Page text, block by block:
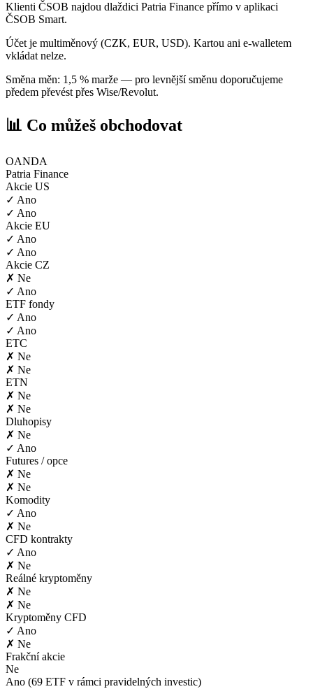
Klienti ČSOB najdou dlaždici Patria Finance přímo v aplikaci
ČSOB Smart.
Účet je multiměnový (CZK, EUR, USD). Kartou ani e-walletem
vkládat nelze.
Směna měn: 1,5 % marže — pro levnější směnu doporučujeme
předem převést přes Wise/Revolut.
📊 Co můžeš obchodovat
OANDA
Patria Finance
Akcie US
✓ Ano
✓ Ano
Akcie EU
✓ Ano
✓ Ano
Akcie CZ
✗ Ne
✓ Ano
ETF fondy
✓ Ano
✓ Ano
ETC
✗ Ne
✗ Ne
ETN
✗ Ne
✗ Ne
Dluhopisy
✗ Ne
✓ Ano
Futures / opce
✗ Ne
✗ Ne
Komodity
✓ Ano
✗ Ne
CFD kontrakty
✓ Ano
✗ Ne
Reálné kryptoměny
✗ Ne
✗ Ne
Kryptoměny CFD
✓ Ano
✗ Ne
Frakční akcie
Ne
Ano (69 ETF v rámci pravidelných investic)